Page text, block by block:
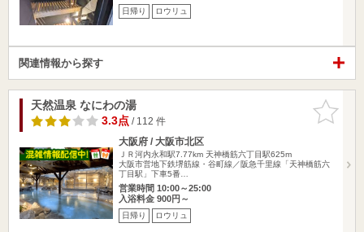
日帰り ロウリュ
関連情報から探す
お気に入
りに追加
天然温泉 なにわの湯
3.3点/ 112 件
大阪府 / 大阪市北区
ＪＲ河内永和駅7.77km 天神橋筋六丁目駅625m
大阪市営地下鉄堺筋線・谷町線／阪急千里線「天神橋筋六
丁目駅」下車5番…
営業時間 10:00～25:00
入浴料金 900円～
日帰り ロウリュ